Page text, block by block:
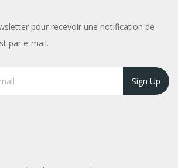
pour recevoir une notification de
par e-mail.
Sign Up